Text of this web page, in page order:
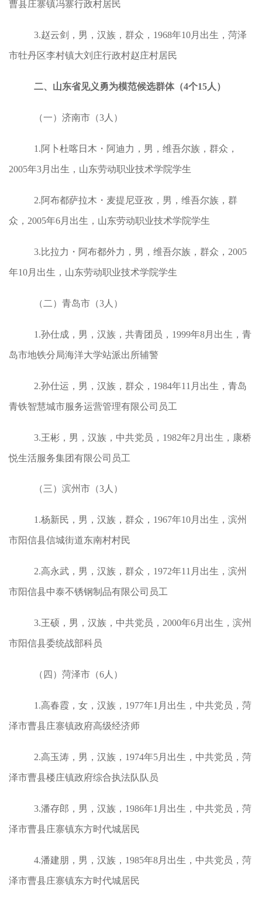
曹县庄寨镇冯寨行政村居民
3.赵云剑，男，汉族，群众，1968年10月出生，菏泽
市牡丹区李村镇大刘庄行政村赵庄村居民
二、山东省见义勇为模范候选群体（4个15人）
（一）济南市（3人）
1.阿卜杜喀日木・阿迪力，男，维吾尔族，群众，
2005年3月出生，山东劳动职业技术学院学生
2.阿布都萨拉木・麦提尼亚孜，男，维吾尔族，群
众，2005年6月出生，山东劳动职业技术学院学生
3.比拉力・阿布都外力，男，维吾尔族，群众，2005
年10月出生，山东劳动职业技术学院学生
（二）青岛市（3人）
1.孙仕成，男，汉族，共青团员，1999年8月出生，青
岛市地铁分局海洋大学站派出所辅警
2.孙仕运，男，汉族，群众，1984年11月出生，青岛
青铁智慧城市服务运营管理有限公司员工
3.王彬，男，汉族，中共党员，1982年2月出生，康桥
悦生活服务集团有限公司员工
（三）滨州市（3人）
1.杨新民 ，男，汉族，群众，1967年10月出生，滨州
市阳信县信城街道东南村村民
2.高永武，男，汉族，群众，1972年11月出生，滨州
市阳信县中泰不锈钢制品有限公司员工
3.王硕，男，汉族，中共党员，2000年6月出生，滨州
市阳信县委统战部科员
（四）菏泽市（6人）
1.高春霞，女，汉族，1977年1月出生，中共党员，菏
泽市曹县庄寨镇政府高级经济师
2.高玉涛，男，汉族，1974年5月出生，中共党员，菏
泽市曹县楼庄镇政府综合执法队队员
3.潘存郎，男，汉族，1986年1月出生，中共党员，菏
泽市曹县庄寨镇东方时代城居民
4.潘建朋，男，汉族，1985年8月出生，中共党员，菏
泽市曹县庄寨镇东方时代城居民